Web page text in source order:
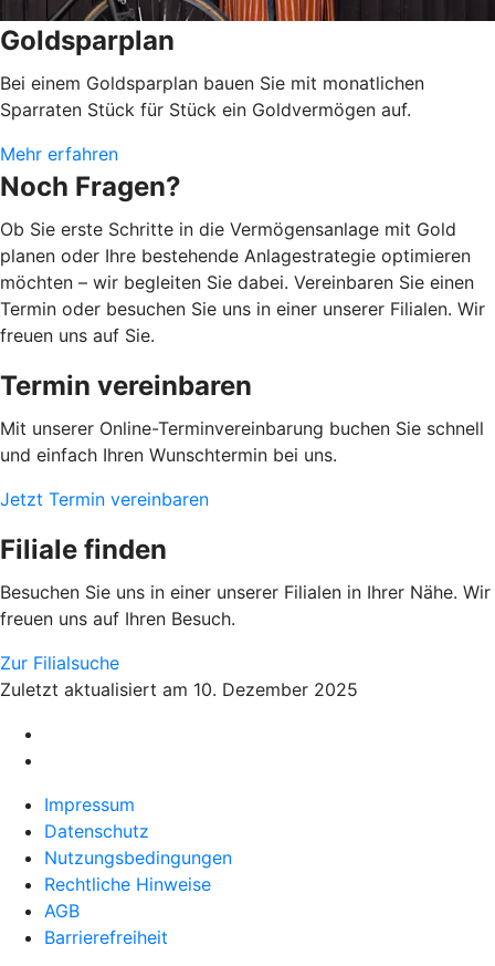
Goldsparplan
Bei einem Goldsparplan bauen Sie mit monatlichen
Sparraten Stück für Stück ein Goldvermögen auf.
Mehr erfahren
Noch Fragen?
Ob Sie erste Schritte in die Vermögensanlage mit Gold
planen oder Ihre bestehende Anlagestrategie optimieren
möchten – wir begleiten Sie dabei. Vereinbaren Sie einen
Termin oder besuchen Sie uns in einer unserer Filialen. Wir
freuen uns auf Sie.
Termin vereinbaren
Mit unserer Online-Terminvereinbarung buchen Sie schnell
und einfach Ihren Wunschtermin bei uns.
Jetzt Termin vereinbaren
Filiale finden
Besuchen Sie uns in einer unserer Filialen in Ihrer Nähe. Wir
freuen uns auf Ihren Besuch.
Zur Filialsuche
Zuletzt aktualisiert am 10. Dezember 2025
Impressum
Datenschutz
Nutzungsbedingungen
Rechtliche Hinweise
AGB
Barrierefreiheit